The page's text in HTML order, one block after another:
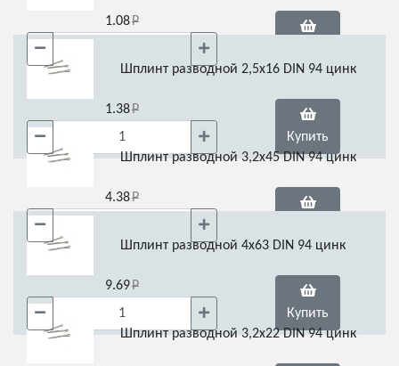
1.08
Шплинт разводной 2,5х16 DIN 94 цинк
1.38
Купить
Шплинт разводной 3,2х45 DIN 94 цинк
4.38
Шплинт разводной 4х63 DIN 94 цинк
9.69
Купить
Шплинт разводной 3,2х22 DIN 94 цинк